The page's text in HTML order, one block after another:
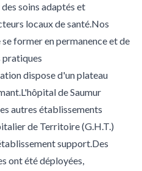
soins adaptés et
locaux de santé.Nos
former en permanence et de
pratiques
dispose d'un plateau
de Saumur
autres établissements
de Territoire (G.H.T.)
support.Des
ont été déployées,